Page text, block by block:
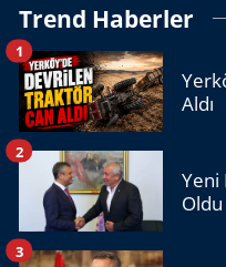
Trend Haberler
Aldı
1
Yeni
Oldu
2
3